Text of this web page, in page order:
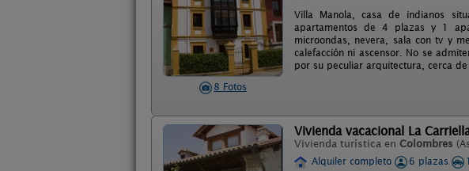
8 Fotos
Villa Manola, casa de indianos
apartamentos de 4 plazas y 1
microondas, nevera, sala con tv y
calefacción ni ascensor. No se
por su peculiar arquitectura, cerca
Vivienda vacacional La
Vivienda turística en Colombres
Alquiler completo
6 plazas